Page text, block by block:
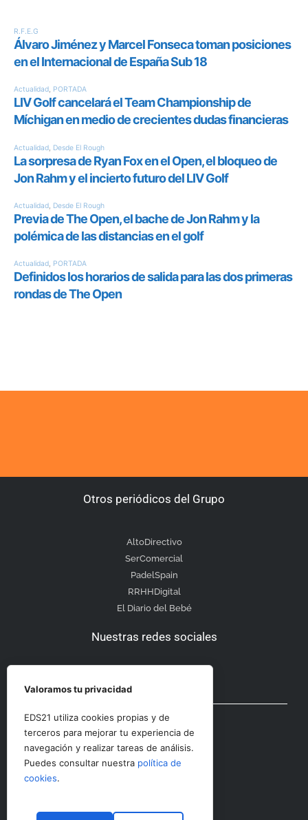
Otros periódicos del Grupo
AltoDirectivo
SerComercial
PadelSpain
RRHHDigital
El Diario del Bebé
Nuestras redes sociales
Otras secciones
Contacto
Valoramos tu privacidad
EDS21 utiliza cookies propias y de
terceros para mejorar tu experiencia de
navegación y realizar tareas de análisis.
Puedes consultar nuestra política de
cookies.